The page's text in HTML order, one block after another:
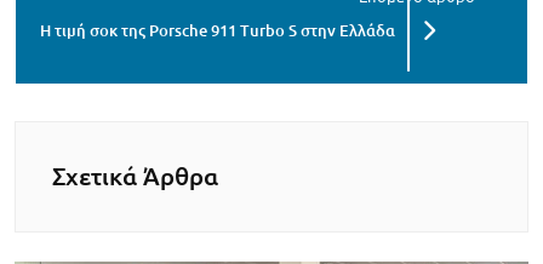
Η τιμή σοκ της Porsche 911 Turbo S στην Ελλάδα
Σχετικά Άρθρα